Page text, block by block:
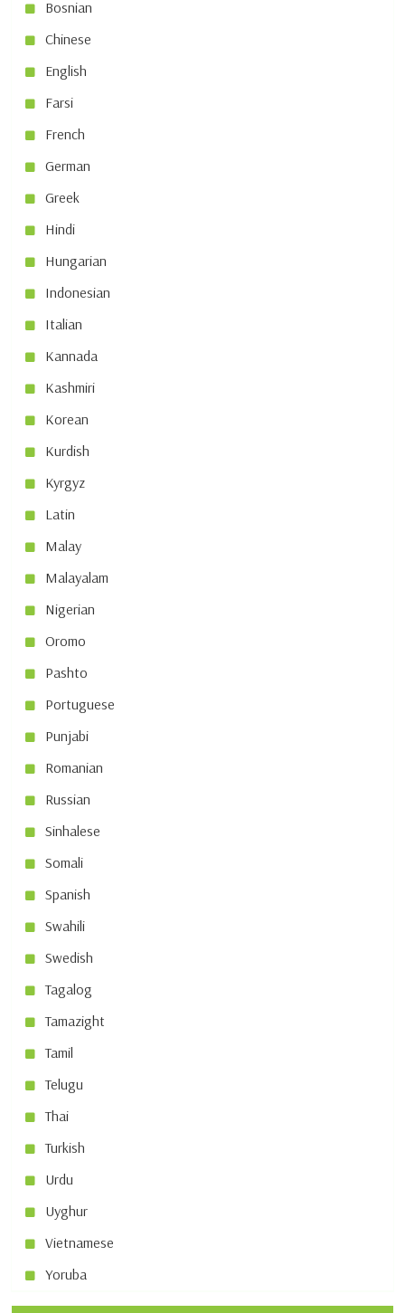
Bosnian
Chinese
English
Farsi
French
German
Greek
Hindi
Hungarian
Indonesian
Italian
Kannada
Kashmiri
Korean
Kurdish
Kyrgyz
Latin
Malay
Malayalam
Nigerian
Oromo
Pashto
Portuguese
Punjabi
Romanian
Russian
Sinhalese
Somali
Spanish
Swahili
Swedish
Tagalog
Tamazight
Tamil
Telugu
Thai
Turkish
Urdu
Uyghur
Vietnamese
Yoruba